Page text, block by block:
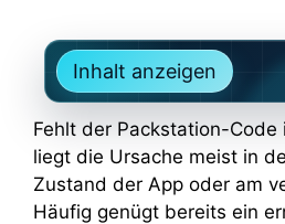
Inhalt anzeigen
Fehlt der Packstation-Code
liegt die Ursache meist in
Zustand der App oder am
Häufig genügt bereits ein